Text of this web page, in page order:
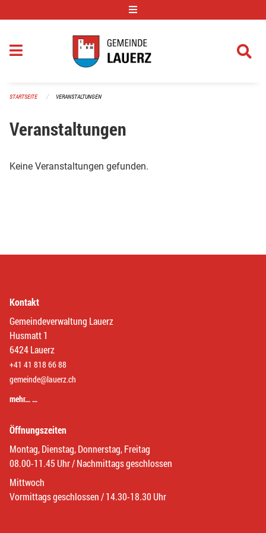
STARTSEITE VERANSTALTUNGEN
Veranstaltungen
Keine Veranstaltungen gefunden.
Kontakt
Gemeindeverwaltung Lauerz
Husmatt 1
6424 Lauerz
+41 41 818 66 88
gemeinde@lauerz.ch
mehr… …
Öffnungszeiten
Montag, Dienstag, Donnerstag, Freitag
08.00-11.45 Uhr / Nachmittags geschlossen
Mittwoch
Vormittags geschlossen / 14.30-18.30 Uhr